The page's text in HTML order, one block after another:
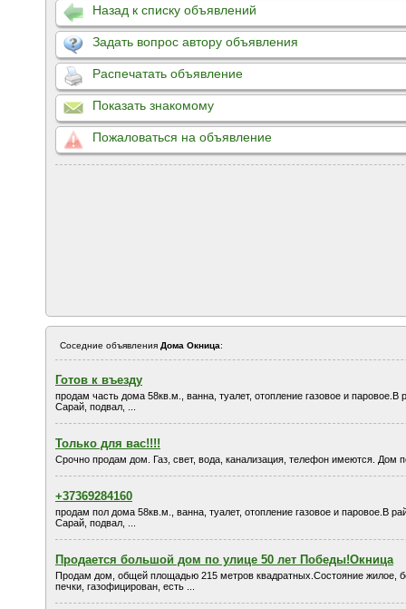
Назад к списку объявлений
Задать вопрос автору объявления
Распечатать объявление
Показать знакомому
Пожаловаться на объявление
Соседние объявления Дома Окница:
Готов к въезду
продам часть дома 58кв.м., ванна, туалет, отопление газовое и
Сарай, подвал, ...
Только для вас!!!!
Срочно продам дом. Газ, свет, вода, канализация, телефон имеются. Дом
+37369284160
продам пол дома 58кв.м., ванна, туалет, отопление газовое и паровое.В
Сарай, подвал, ...
Продается большой дом по улице 50 лет Победы!Окница
Продам дом, общей площадью 215 метров квадратных.Состояние жилое,
печки, газофицирован, есть ...